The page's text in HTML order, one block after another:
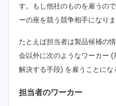
す。もし他社のものを雇うの
ーの座を競う競争相手になりま
たとえば担当者は製品候補の
会以外に次のようなワーカー
解決する手段) を雇うことにな
担当者のワーカー